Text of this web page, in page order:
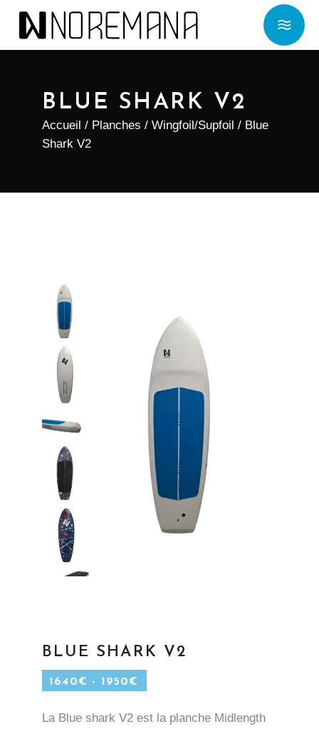
BLUE SHARK V2
Accueil / Planches / Wingfoil/Supfoil / Blue
Shark V2
BLUE SHARK V2
1640€ - 1950€
La Blue shark V2 est la planche Midlength